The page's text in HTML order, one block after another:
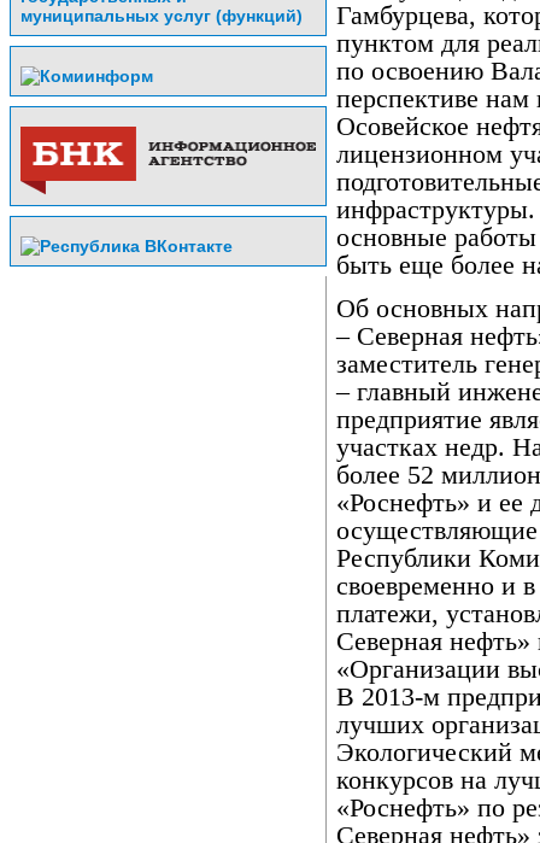
Гамбурцева,
пунктом для
по освоению
перспективе нам
Осовейское
лицензионном
основные
быть еще более
Об основных
– Северная
заместитель
– главный
предприятие
участках недр.
более 52
«Роснефть» и ее
осуществляющие
Республики
своевременно и
платежи,
Северная нефть»
«Организации
В 2013-м
лучших
Экологический
конкурсов на
«Роснефть» по
Северная нефть»